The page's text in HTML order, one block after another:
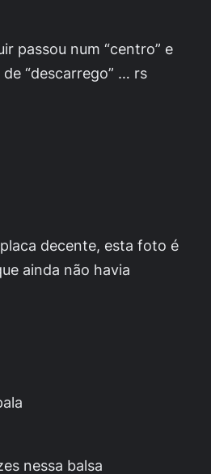
passou num “centro” e
“descarrego” … rs
decente, esta foto é
ainda não havia
nessa balsa